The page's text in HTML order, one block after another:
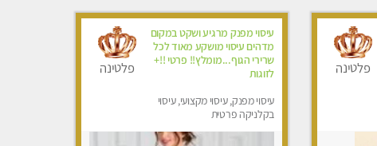
פלטינה
עיסוי מפנק מרגיע ושקט במקום
מדהים עיסוי מושקע מאוד לכל
שרירי הגוף...מומלץ!! פרטי !!+
לזוגות
עיסוי מפנק, עיסוי מקצועי, עיסוי
בקלניקה פרטית
פלטינה